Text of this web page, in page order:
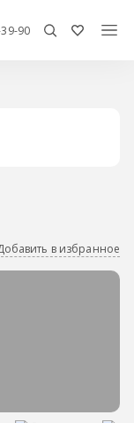
90
в избранное